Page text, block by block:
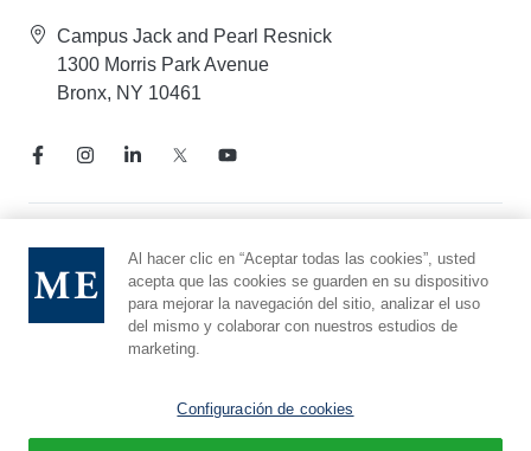
Campus Jack and Pearl Resnick
1300 Morris Park Avenue
Bronx, NY 10461
Aviso de prácticas de privacidad
Línea directa de cumplimiento
Denunciar maltrato
Preferencias de cookies
Al hacer clic en “Aceptar todas las cookies”, usted
acepta que las cookies se guarden en su dispositivo
para mejorar la navegación del sitio, analizar el uso
del mismo y colaborar con nuestros estudios de
marketing.
Configuración de cookies